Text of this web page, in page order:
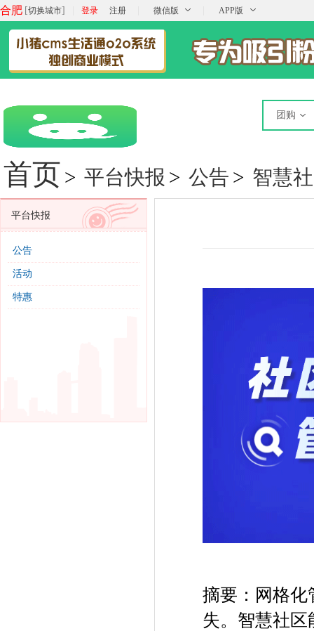
合肥 [切换城市] 登录 注册 微信版 APP版
团购
首页 > 平台快报 > 公告 > 智慧
平台快报
公告
活动
特惠
摘要： 网格化
失。 智慧社区